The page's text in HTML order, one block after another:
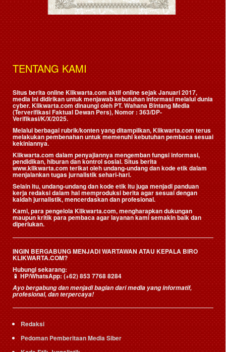
TENTANG KAMI
Situs berita online Klikwarta.com aktif online sejak Januari 2017,
media ini didirikan untuk menjawab kebutuhan informasi melalui dunia
cyber. Klikwarta.com dinaungi oleh PT. Wahana Bintang Media
(Terverifikasi Faktual Dewan Pers), Nomor : 363/DP-
Verifikasi/K/X/2025.
Melalui berbagai rubrik/konten yang ditampilkan, Klikwarta.com terus
melakukan pembenahan untuk memenuhi kebutuhan pembaca sesuai
kekiniannya.
Klikwarta.com dalam penyajiannya mengemban fungsi informasi,
pendidikan, hiburan dan kontrol sosial. Situs berita
www.klikwarta.com terikat oleh undang-undang dan kode etik dalam
menjalankan tugas jurnalistik sehari-hari.
Selain itu, undang-undang dan kode etik itu juga menjadi panduan
kerja redaksi dalam hal memproduksi berita agar sesuai dengan
kaidah jurnalistik, mencerdaskan dan profesional.
Kami, para pengelola Klikwarta.com, mengharapkan dukungan
maupun kritik para pembaca agar layanan kami semakin baik dan
diperlukan.
INGIN BERGABUNG MENJADI WARTAWAN ATAU KEPALA BIRO
KLIKWARTA.COM?
Hubungi sekarang:
📱HP/WhatsApp:(+62) 853 7768 8284
Ayo bergabung dan menjadi bagian dari media yang informatif,
profesional, dan terpercaya!
Redaksi
Pedoman Pemberitaan Media Siber